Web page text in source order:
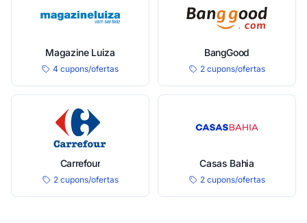
Magazine Luiza
4 cupons/ofertas
BangGood
2 cupons/ofertas
Carrefour
2 cupons/ofertas
Casas Bahia
2 cupons/ofertas